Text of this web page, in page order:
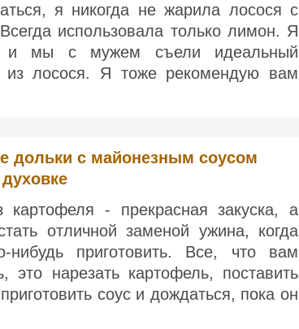
я никогда не жарила лосося с
использовала только лимон. Я
и мы с мужем съели идеальный
из лосося. Я тоже рекомендую вам
дольки с майонезным соусом
- прекрасная закуска, а
отличной заменой ужина, когда
нибудь приготовить. Все, что вам
это нарезать картофель, поставить
соус и дождаться, пока он